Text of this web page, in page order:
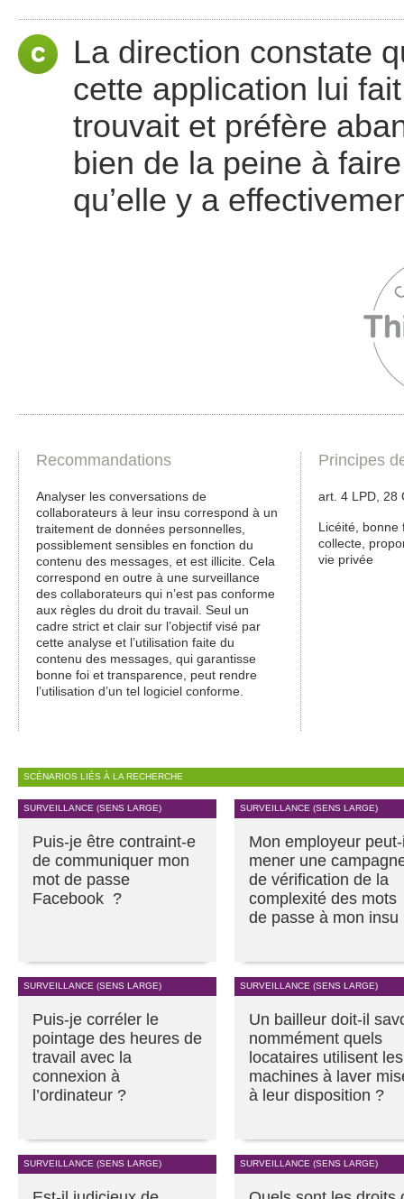
La direction constate
cette application lui
trouvait et préfère
bien de la peine à
qu’elle y a
Recommandations
Analyser les conversations de
collaborateurs à leur insu correspond à un
traitement de données personnelles,
possiblement sensibles en fonction du
contenu des messages, et est illicite. Cela
correspond en outre à une surveillance
des collaborateurs qui n’est pas conforme
aux règles du droit du travail. Seul un
cadre strict et clair sur l’objectif visé par
cette analyse et l’utilisation faite du
contenu des messages, qui garantisse
bonne foi et transparence, peut rendre
l’utilisation d’un tel logiciel conforme.
Principes
art. 4 LPD, 28
Licéité, bonne
collecte,
vie privée
SCÉNARIOS LIÉS À LA RECHERCHE
SURVEILLANCE (SENS LARGE)
Puis-je être contraint-e
de communiquer mon
mot de passe
Facebook ?
SURVEILLANCE (SENS LARGE)
Mon employeur
mener une
de vérification de la
complexité des mots
de passe à mon insu
SURVEILLANCE (SENS LARGE)
Puis-je corréler le
pointage des heures de
travail avec la
connexion à
l’ordinateur ?
SURVEILLANCE (SENS LARGE)
Un bailleur doit-il
nommément quels
locataires utilisent les
machines à laver
à leur disposition ?
SURVEILLANCE (SENS LARGE) SURVEILLANCE (SENS LARGE)